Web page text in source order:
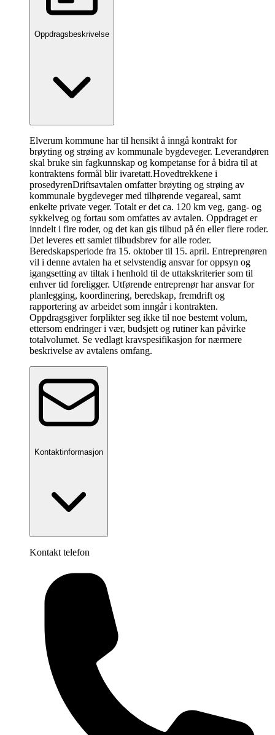
Oppdragsbeskrivelse
Elverum kommune har til hensikt å inngå kontrakt for
brøyting og strøing av kommunale bygdeveger. Leverandøren
skal bruke sin fagkunnskap og kompetanse for å bidra til at
kontraktens formål blir ivaretatt.Hovedtrekkene i
prosedyrenDriftsavtalen omfatter brøyting og strøing av
kommunale bygdeveger med tilhørende vegareal, samt
enkelte private veger. Totalt er det ca. 120 km veg, gang- og
sykkelveg og fortau som omfattes av avtalen. Oppdraget er
inndelt i fire roder, og det kan gis tilbud på én eller flere roder.
Det leveres ett samlet tilbudsbrev for alle roder.
Beredskapsperiode fra 15. oktober til 15. april. Entreprenøren
vil i denne avtalen ha et selvstendig ansvar for oppsyn og
igangsetting av tiltak i henhold til de uttakskriterier som til
enhver tid foreligger. Utførende entreprenør har ansvar for
planlegging, koordinering, beredskap, fremdrift og
rapportering av arbeidet som inngår i kontrakten.
Oppdragsgiver forplikter seg ikke til noe bestemt volum,
ettersom endringer i vær, budsjett og rutiner kan påvirke
totalvolumet. Se vedlagt kravspesifikasjon for nærmere
beskrivelse av avtalens omfang.
Kontaktinformasjon
Kontakt telefon